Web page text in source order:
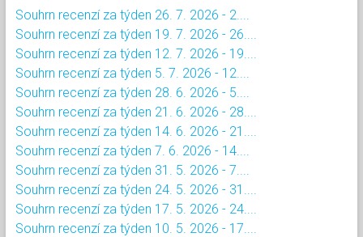
Souhrn recenzí za týden 26. 7. 2026 - 2....
Souhrn recenzí za týden 19. 7. 2026 - 26....
Souhrn recenzí za týden 12. 7. 2026 - 19....
Souhrn recenzí za týden 5. 7. 2026 - 12....
Souhrn recenzí za týden 28. 6. 2026 - 5....
Souhrn recenzí za týden 21. 6. 2026 - 28....
Souhrn recenzí za týden 14. 6. 2026 - 21....
Souhrn recenzí za týden 7. 6. 2026 - 14....
Souhrn recenzí za týden 31. 5. 2026 - 7....
Souhrn recenzí za týden 24. 5. 2026 - 31....
Souhrn recenzí za týden 17. 5. 2026 - 24....
Souhrn recenzí za týden 10. 5. 2026 - 17....